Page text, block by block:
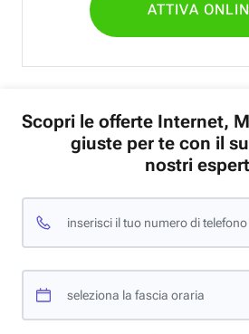
ATTIVA
Scopri le offerte Internet,
giuste per te con il
nostri
inserisci il tuo numero di telefono
seleziona la fascia oraria